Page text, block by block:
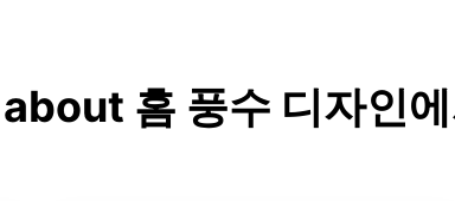
홈 풍수 디자인